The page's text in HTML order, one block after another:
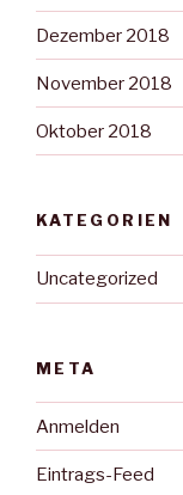
Dezember 2018
November 2018
Oktober 2018
KATEGORIEN
Uncategorized
META
Anmelden
Eintrags-Feed